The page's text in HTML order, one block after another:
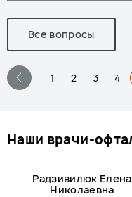
Все вопросы
1 2 3 4
наши врачи-
Радзивилюк Елена
Николаевна